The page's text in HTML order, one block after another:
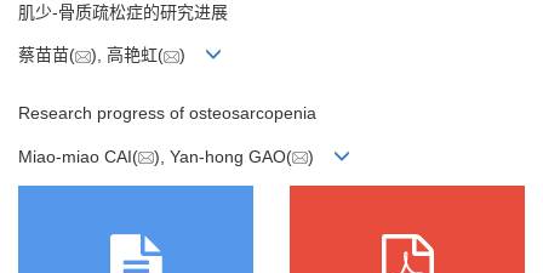
肌少-骨质疏松症的研究进展
蔡苗苗( ), 高艳虹( )
Research progress of osteosarcopenia
Miao-miao CAI( ), Yan-hong GAO( )